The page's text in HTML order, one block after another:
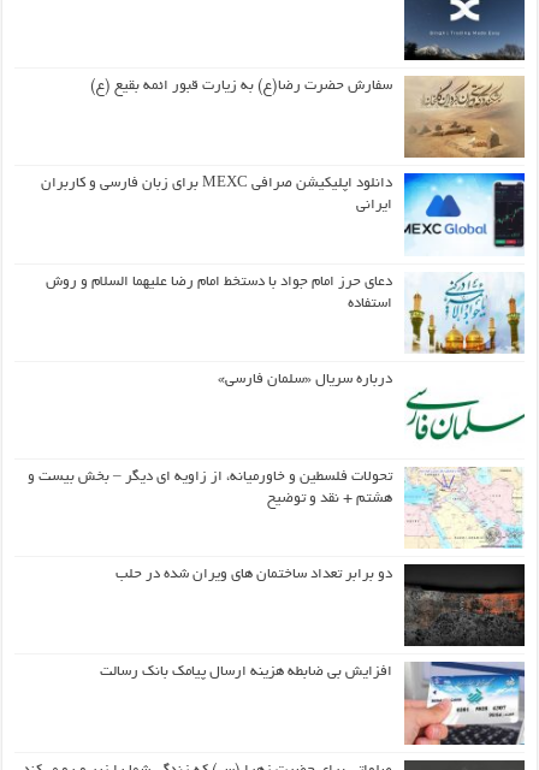
سفارش حضرت رضا(ع) به زیارت قبور ائمه بقیع (ع)
دانلود اپلیکیشن صرافی MEXC برای زبان فارسی و کاربران
ایرانی
دعای حرز امام جواد با دستخط امام رضا علیهما السلام و روش
استفاده
درباره سریال «سلمان فارسی»
تحولات فلسطین و خاورمیانه، از زاویه ای دیگر – بخش بیست و
هشتم + نقد و توضیح
دو برابر تعداد ساختمان های ویران شده در حلب
افزایش بی ضابطه هزینه ارسال پیامک بانک رسالت